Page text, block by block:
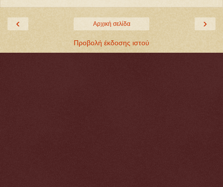
‹ ›
Αρχική σελίδα
Προβολή έκδοσης ιστού